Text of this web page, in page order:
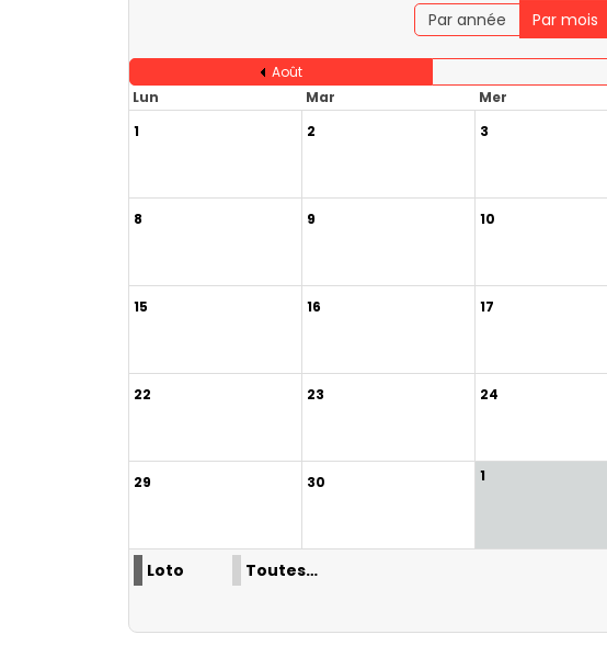
Par année Par mois
Août
Lun
Mar Mer
1
2 3
8 9 10
15 16 17
22 23 24
29 30 1
Loto Toutes…